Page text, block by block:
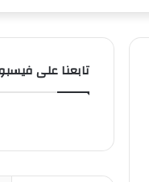
تابعنا على